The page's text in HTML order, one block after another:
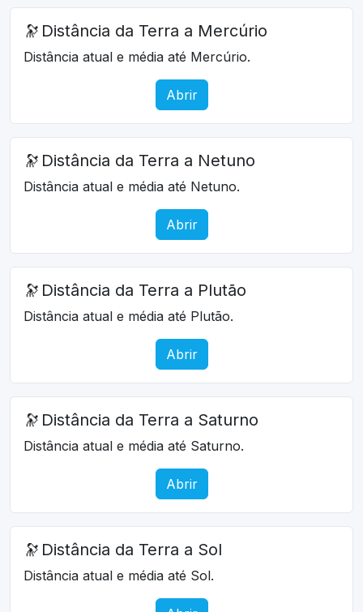
🔭 Distância da Terra a Mercúrio
Distância atual e média até Mercúrio.
Abrir
🔭 Distância da Terra a Netuno
Distância atual e média até Netuno.
Abrir
🔭 Distância da Terra a Plutão
Distância atual e média até Plutão.
Abrir
🔭 Distância da Terra a Saturno
Distância atual e média até Saturno.
Abrir
🔭 Distância da Terra a Sol
Distância atual e média até Sol.